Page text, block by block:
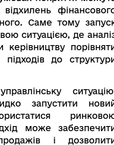
Саме тому
ситуацією, де
підходів до
запустити
може
і